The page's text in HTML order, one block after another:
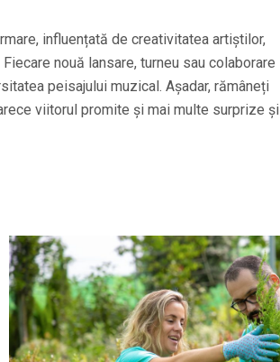
influențată de creativitatea artiștilor,
nouă lansare, turneu sau colaborare
peisajului muzical. Așadar, rămâneți
viitorul promite și mai multe surprize și